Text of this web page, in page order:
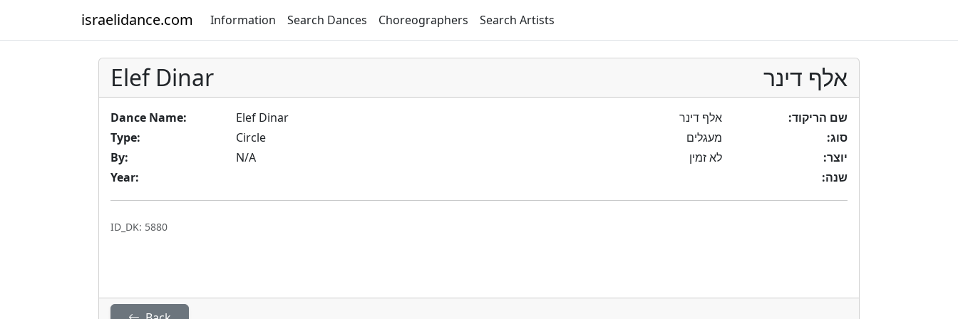
israelidance.com Information Search Dances Choreographers Search Artists
Elef Dinar אלף דינר
Dance Name:
Elef Dinar
Type:
Circle
By:
N/A
Year:
שם הריקוד:
אלף דינר
סוג:
מעגלים
יוצר:
לא זמין
שנה:
ID_DK: 5880